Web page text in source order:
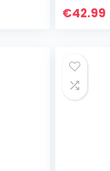
€42.99